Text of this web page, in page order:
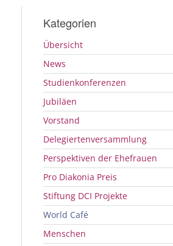
Kategorien
Übersicht
News
Studienkonferenzen
Jubiläen
Vorstand
Delegiertenversammlung
Perspektiven der Ehefrauen
Pro Diakonia Preis
Stiftung DCI Projekte
World Café
Menschen